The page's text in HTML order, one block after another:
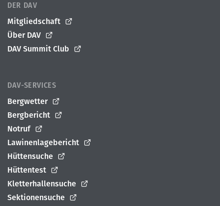
DER DAV
Mitgliedschaft
Über DAV
DAV Summit Club
DAV-SERVICES
Bergwetter
Bergbericht
Notruf
Lawinenlagebericht
Hüttensuche
Hüttentest
Kletterhallensuche
Sektionensuche